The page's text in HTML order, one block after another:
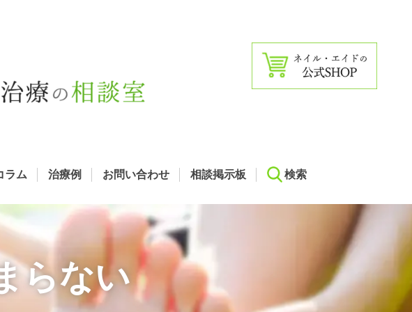
ラム 治療例 お問い合わせ 相談掲示板 検索
らない